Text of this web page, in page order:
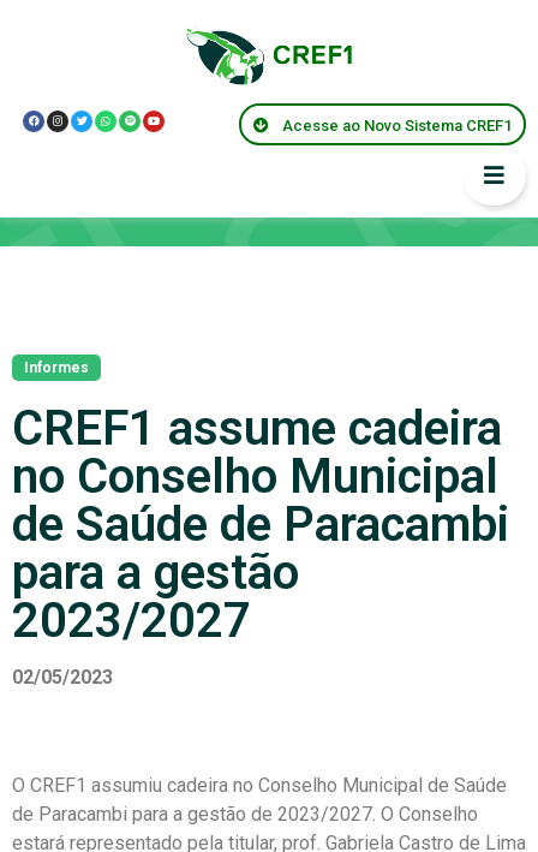
Acesse ao Novo Sistema CREF1
Informes
CREF1 assume cadeira
no Conselho Municipal
de Saúde de Paracambi
para a gestão
2023/2027
02/05/2023
O CREF1 assumiu cadeira no Conselho Municipal de Saúde
de Paracambi para a gestão de 2023/2027. O Conselho
estará representado pela titular, prof. Gabriela Castro de Lima